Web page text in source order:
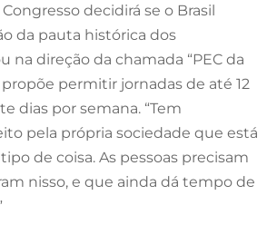
decidirá se o Brasil
da pauta histórica dos
na direção da chamada “PEC da
permitir jornadas de até 12
dias por semana. “Tem
pela própria sociedade que está
de coisa. As pessoas precisam
nisso, e que ainda dá tempo de